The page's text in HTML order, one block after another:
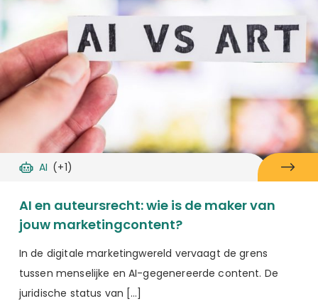
AI (+1)
AI en auteursrecht: wie is de maker van
jouw marketingcontent?
In de digitale marketingwereld vervaagt de grens
tussen menselijke en AI-gegenereerde content. De
juridische status van […]